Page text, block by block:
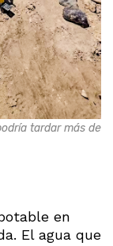
tardar más de
en
El agua que